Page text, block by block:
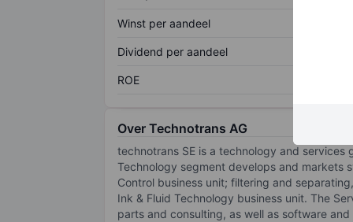
Winst per aandeel
Dividend per aandeel
ROE
Over Technotrans AG
technotrans SE is a technology and
Technology segment develops and markets
Control business unit; filtering and
Ink & Fluid Technology business unit. The
parts and consulting, as well as software